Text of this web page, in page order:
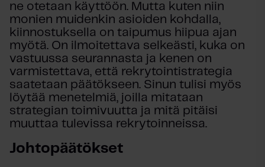
ne otetaan käyttöön. Mutta kuten niin
monien muidenkin asioiden kohdalla,
kiinnostuksella on taipumus hiipua ajan
myötä. On ilmoitettava selkeästi, kuka on
vastuussa seurannasta ja kenen on
varmistettava, että rekrytointistrategia
saatetaan päätökseen. Sinun tulisi myös
löytää menetelmiä, joilla mitataan
strategian toimivuutta ja mitä pitäisi
muuttaa tulevissa rekrytoinneissa.
Johtopäätökset